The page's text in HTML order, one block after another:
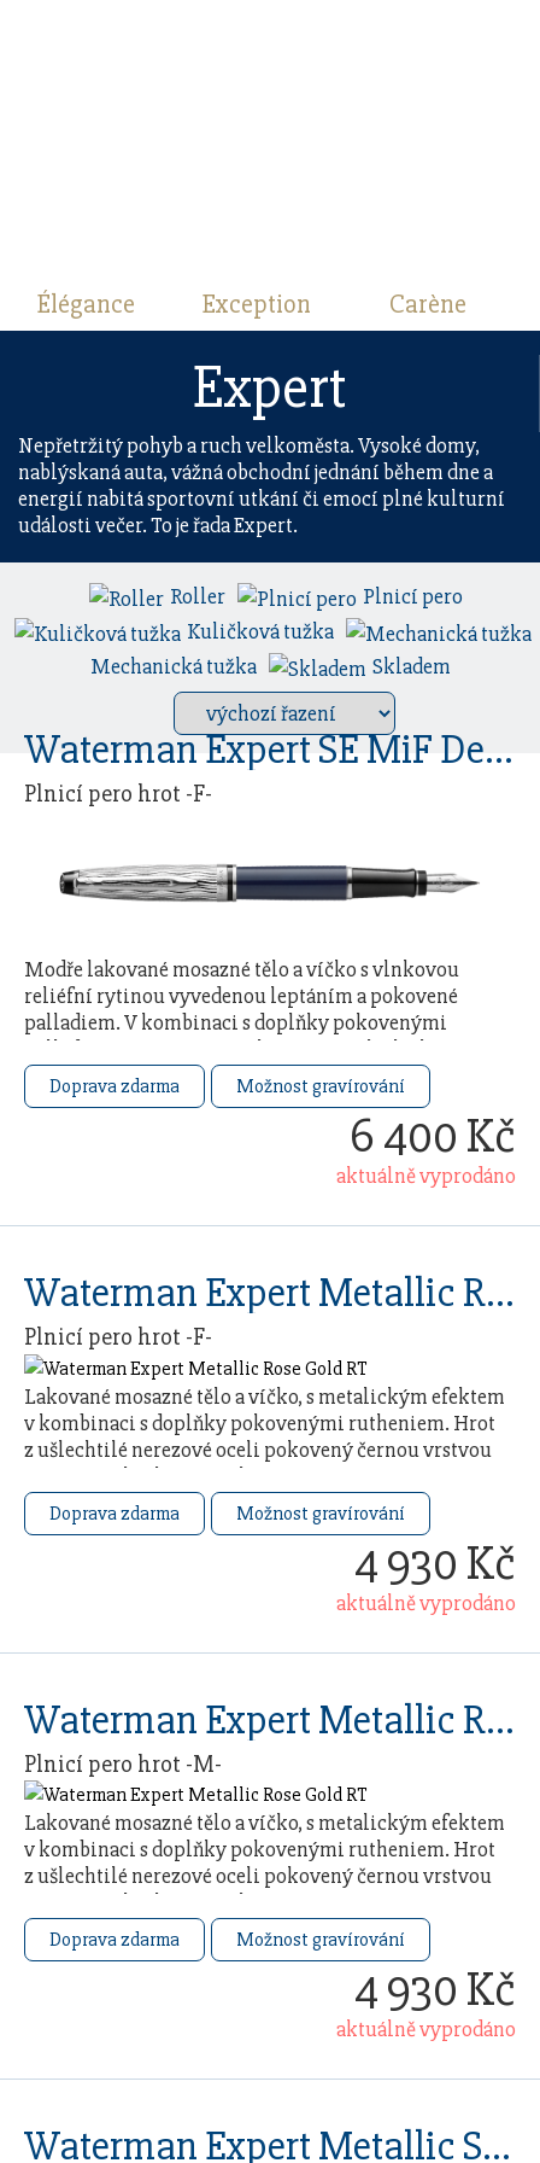
Élégance Exception Carène
Expert
Nepřetržitý pohyb a ruch velkoměsta. Vysoké domy,
nablýskaná auta, vážná obchodní jednání během dne a
energií nabitá sportovní utkání či emocí plné kulturní
události večer. To je řada Expert.
Roller
Plnicí pero
Kuličková tužka
Mechanická tužka
Skladem
Waterman Expert SE MiF Deluxe Blue CT
Plnicí pero hrot -F-
Modře lakované mosazné tělo a víčko s vlnkovou
reliéfní rytinou vyvedenou leptáním a pokovené
palladiem. V kombinaci s doplňky pokovenými
palladiem. Nasazovací víčko. Hrot z ušlechtilé
nerezové …
Doprava zdarma Možnost gravírování
6 400 Kč
aktuálně vyprodáno
Waterman Expert Metallic Rose Gold RT
Plnicí pero hrot -F-
Lakované mosazné tělo a víčko, s metalickým efektem
v kombinaci s doplňky pokovenými rutheniem. Hrot
z ušlechtilé nerezové oceli pokovený černou vrstvou
pomocí techniky PVD. Plnicí pero má …
Doprava zdarma Možnost gravírování
4 930 Kč
aktuálně vyprodáno
Waterman Expert Metallic Rose Gold RT
Plnicí pero hrot -M-
Lakované mosazné tělo a víčko, s metalickým efektem
v kombinaci s doplňky pokovenými rutheniem. Hrot
z ušlechtilé nerezové oceli pokovený černou vrstvou
pomocí techniky PVD. Plnicí pero má …
Doprava zdarma Možnost gravírování
4 930 Kč
aktuálně vyprodáno
Waterman Expert Metallic Silver RT